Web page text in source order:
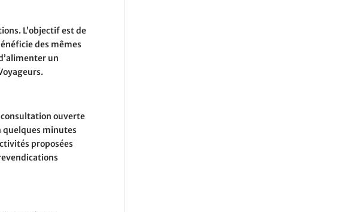
L’objectif est de
des mêmes
un
ouverte
quelques minutes
proposées